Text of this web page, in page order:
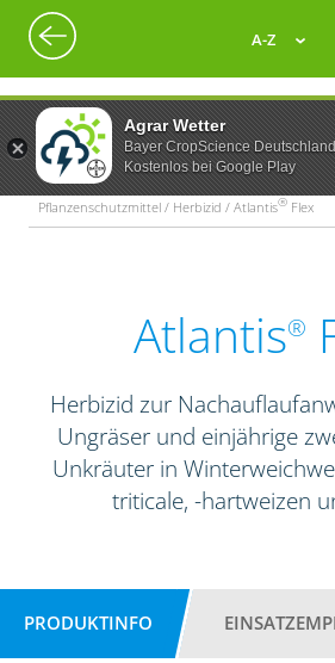
Agrar Wetter
Bayer CropScience
Kostenlos bei Google Play
A-Z
Pflanzenschutzmittel / Herbizid / Atlantis® Flex
Atlantis®
Herbizid zur
Ungräser und einjährige
Unkräuter in
triticale, -hartweizen
PRODUKTINFO